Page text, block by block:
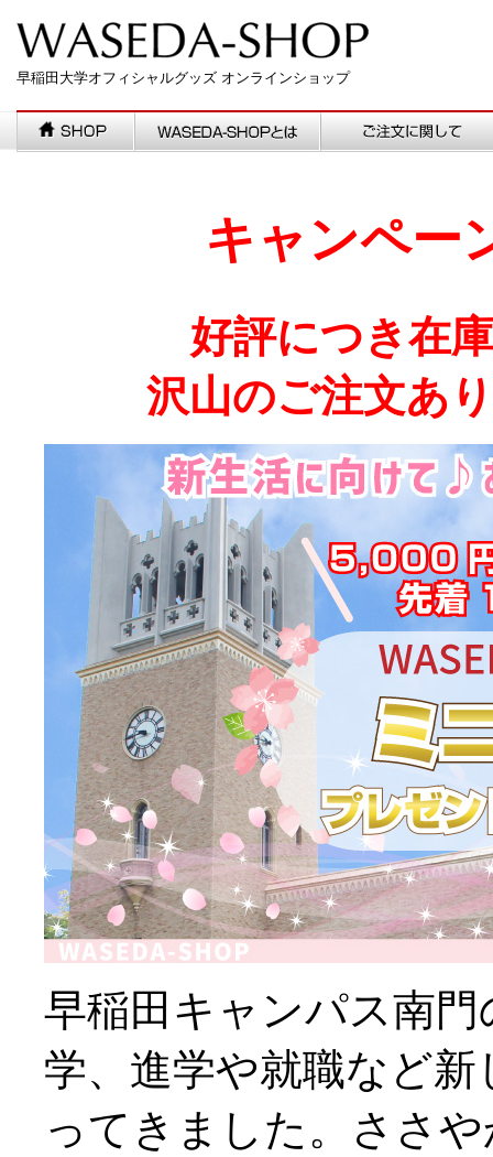
早稲田大学オフィシャルグッズ オンラインショップ
キャンペー
好評につき在
沢山のご注文あ
早稲田キャンパス南
学、進学や就職など
ってきました。ささ